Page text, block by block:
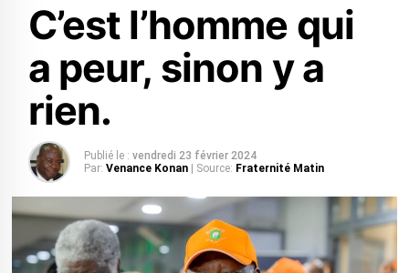
C’est l’homme qui
a peur, sinon y a
rien.
Publié le : vendredi 23 février 2024
Par: Venance Konan | Source: Fraternité Matin